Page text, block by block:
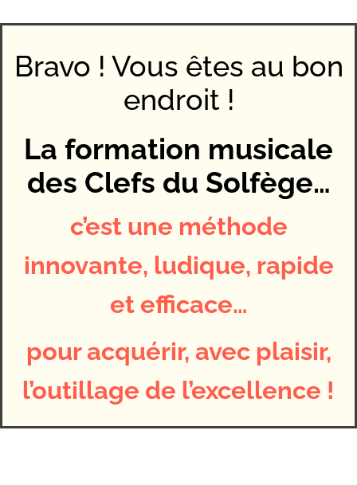
Bravo ! Vous êtes au bon
endroit !
La formation musicale
des Clefs du Solfège…
c’est une méthode
innovante, ludique, rapide
et efficace…
pour acquérir, avec plaisir,
l’outillage de l’excellence !